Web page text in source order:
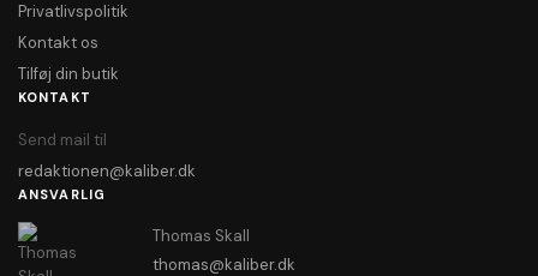
Privatlivspolitik
Kontakt os
Tilføj din butik
KONTAKT
Send mail til
redaktionen@kaliber.dk
ANSVARLIG
Thomas Skall
thomas@kaliber.dk